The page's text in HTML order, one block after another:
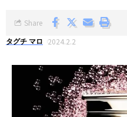
タグチ マロ 2024.2.2
Share